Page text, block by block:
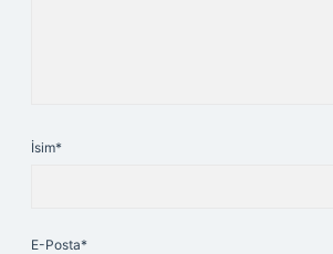
İsim*
E-Posta*